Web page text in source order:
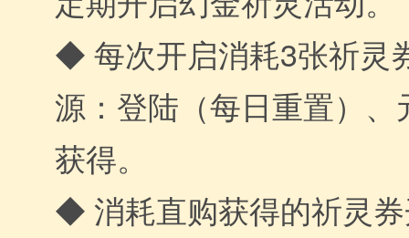
◆ 每次开启消耗3张祈灵
源：登陆（每日重置）
获得。
◆ 消耗直购获得的祈灵